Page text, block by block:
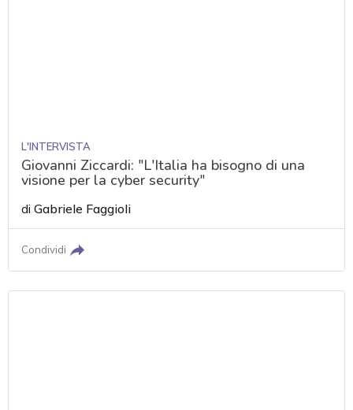
L'INTERVISTA
Giovanni Ziccardi: "L'Italia ha bisogno di una
visione per la cyber security"
diGabriele Faggioli
Condividi